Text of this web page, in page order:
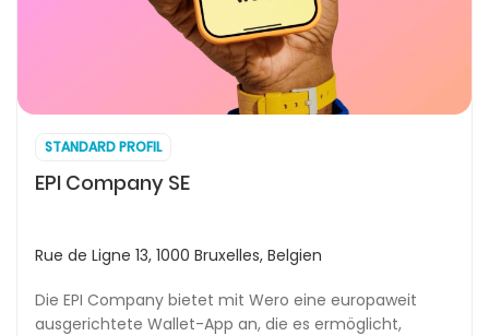
STANDARD PROFIL
EPI Company SE
Rue de Ligne 13, 1000 Bruxelles, Belgien
Die EPI Company bietet mit Wero eine europaweit
ausgerichtete Wallet-App an, die es ermöglicht,